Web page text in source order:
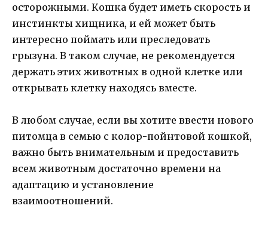
осторожными. Кошка будет иметь скорость и
инстинкты хищника, и ей может быть
интересно поймать или преследовать
грызуна. В таком случае, не рекомендуется
держать этих животных в одной клетке или
открывать клетку находясь вместе.
В любом случае, если вы хотите ввести нового
питомца в семью с колор-пойнтовой кошкой,
важно быть внимательным и предоставить
всем животным достаточно времени на
адаптацию и установление
взаимоотношений.